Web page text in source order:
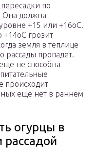
по
Она должна
+15 или +16оС.
грозит
земля в теплице
рассады пропадет.
не способна
происходит
еще нет в раннем
огурцы в